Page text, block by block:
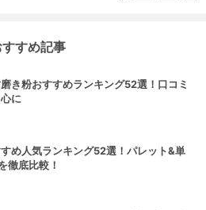
すめ記事
き粉おすすめランキング52選！口コミ
に
め人気ランキング52選！パレット&単
徹底比較！